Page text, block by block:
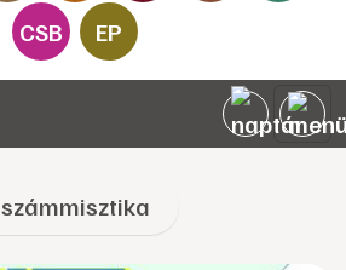
CSB
EP
számmisztika